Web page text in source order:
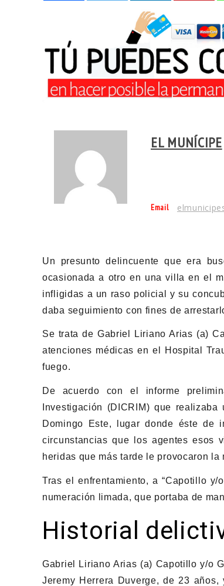
EL MUNÍCIPE
Email
Un presunto delincuente que era
ocasionada a otro en una villa en el
infligidas a un raso policial y su
daba seguimiento con fines de
Se trata de Gabriel Liriano Arias (a)
atenciones médicas en el Hospital
fuego.
De acuerdo con el informe
Investigación (DICRIM) que
Domingo Este, lugar donde éste de
circunstancias que los agentes esos
heridas que más tarde le provocaron la
Tras el enfrentamiento, a “Capotillo
numeración limada, que portaba de
Historial
Gabriel Liriano Arias (a) Capotillo y/o
Jeremy Herrera Duverge, de 23